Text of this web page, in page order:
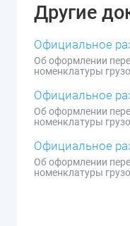
Другие
Официальное
Об оформлении
номенклатуры
Официальное
Об оформлении
номенклатуры
Официальное
Об оформлении
номенклатуры